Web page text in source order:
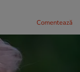
Comentează